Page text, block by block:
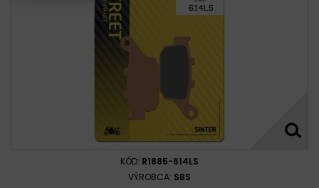
KÓD: R1885-614LS
VÝROBCA: SBS